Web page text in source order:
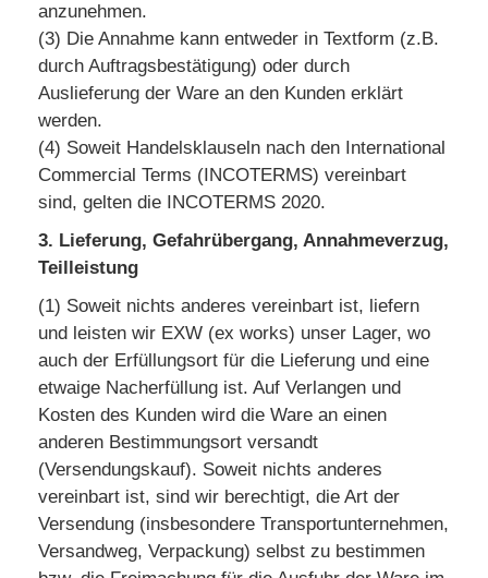
anzunehmen.
(3) Die Annahme kann entweder in Textform (z.B.
durch Auftragsbestätigung) oder durch
Auslieferung der Ware an den Kunden erklärt
werden.
(4) Soweit Handelsklauseln nach den International
Commercial Terms (INCOTERMS) vereinbart
sind, gelten die INCOTERMS 2020.
3. Lieferung, Gefahrübergang, Annahmeverzug,
Teilleistung
(1) Soweit nichts anderes vereinbart ist, liefern
und leisten wir EXW (ex works) unser Lager, wo
auch der Erfüllungsort für die Lieferung und eine
etwaige Nacherfüllung ist. Auf Verlangen und
Kosten des Kunden wird die Ware an einen
anderen Bestimmungsort versandt
(Versendungskauf). Soweit nichts anderes
vereinbart ist, sind wir berechtigt, die Art der
Versendung (insbesondere Transportunternehmen,
Versandweg, Verpackung) selbst zu bestimmen